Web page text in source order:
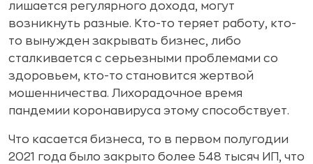
лишается регулярного дохода, могут
возникнуть разные. Кто-то теряет работу, кто-
то вынужден закрывать бизнес, либо
сталкивается с серьезными проблемами со
здоровьем, кто-то становится жертвой
мошенничества. Лихорадочное время
пандемии коронавируса этому способствует.
Что касается бизнеса, то в первом полугодии
2021 года было закрыто более 548 тысяч ИП, что